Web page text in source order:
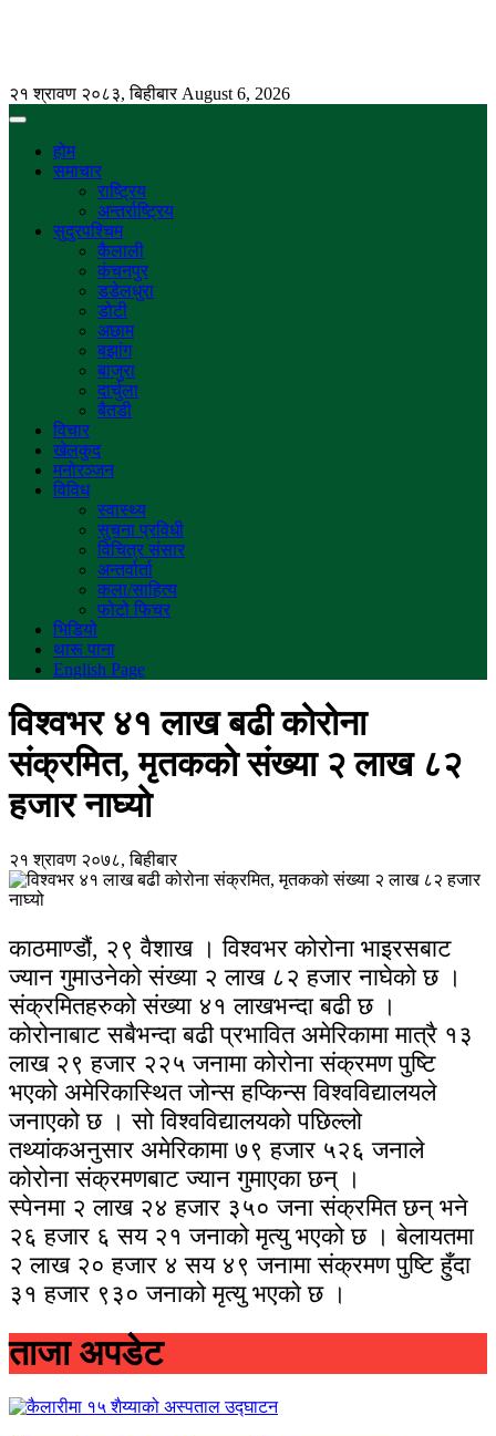
२१ श्रावण २०८३, बिहीबार August 6, 2026
होम
समाचार
राष्ट्रिय
अन्तर्राष्ट्रिय
सुदुरपश्चिम
कैलाली
कंचनपुर
डडेलधुरा
डोटी
अछाम
बझांग
बाजुरा
दार्चुला
बैतडी
विचार
खेलकुद
मनोरञ्जन
विविध
स्वास्थ्य
सुचना प्रविधी
विचित्र संसार
अन्तर्वार्ता
कला/साहित्य
फोटो फिचर
भिडियो
थारू पाना
English Page
विश्वभर ४१ लाख बढी कोरोना
संक्रमित, मृतकको संख्या २ लाख ८२
हजार नाघ्यो
२१ श्रावण २०७८, बिहीबार
काठमाण्डौं, २९ वैशाख । विश्वभर कोरोना भाइरसबाट
ज्यान गुमाउनेको संख्या २ लाख ८२ हजार नाघेको छ ।
संक्रमितहरुको संख्या ४१ लाखभन्दा बढी छ ।
कोरोनाबाट सबैभन्दा बढी प्रभावित अमेरिकामा मात्रै १३
लाख २९ हजार २२५ जनामा कोरोना संक्रमण पुष्टि
भएको अमेरिकास्थित जोन्स हप्किन्स विश्वविद्यालयले
जनाएको छ । सो विश्वविद्यालयको पछिल्लो
तथ्यांकअनुसार अमेरिकामा ७९ हजार ५२६ जनाले
कोरोना संक्रमणबाट ज्यान गुमाएका छन् ।
स्पेनमा २ लाख २४ हजार ३५० जना संक्रमित छन् भने
२६ हजार ६ सय २१ जनाको मृत्यु भएको छ । बेलायतमा
२ लाख २० हजार ४ सय ४९ जनामा संक्रमण पुष्टि हुँदा
३१ हजार ९३० जनाको मृत्यु भएको छ ।
ताजा अपडेट